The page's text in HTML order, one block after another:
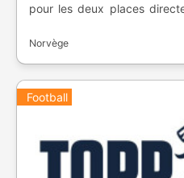
pour les deux places
deux derniers clubs
Norvège
Football